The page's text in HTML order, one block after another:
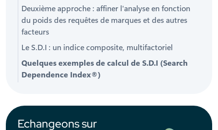
Deuxième approche : affiner l'analyse en fonction
du poids des requêtes de marques et des autres
facteurs
Le S.D.I : un indice composite, multifactoriel
Quelques exemples de calcul de S.D.I (Search
Dependence Index®)
Echangeons sur